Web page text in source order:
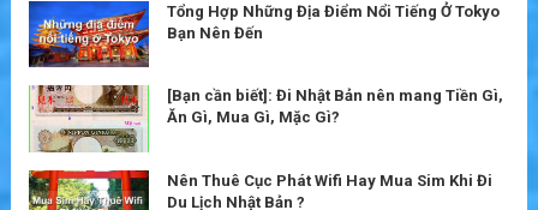
Tổng Hợp Những Địa Điểm Nổi Tiếng Ở Tokyo
Bạn Nên Đến
[Bạn cần biết]: Đi Nhật Bản nên mang Tiền Gì,
Ăn Gì, Mua Gì, Mặc Gì?
Nên Thuê Cục Phát Wifi Hay Mua Sim Khi Đi
Du Lịch Nhật Bản ?